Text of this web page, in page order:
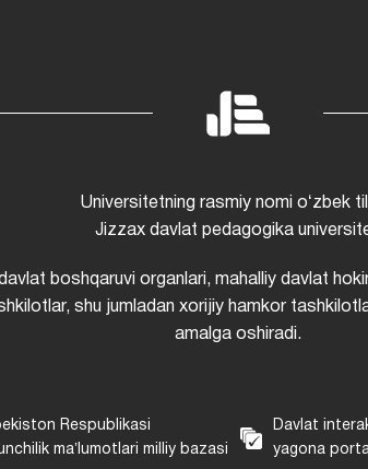
Universitetning rasmiy nomi oʻzbek
Jizzax davlat pedagogika
boshqaruvi organlari, mahalliy davlat
shu jumladan xorijiy hamkor
amalga oshiradi.
Respublikasi
maʼlumotlari milliy bazasi
Davlat
yagona